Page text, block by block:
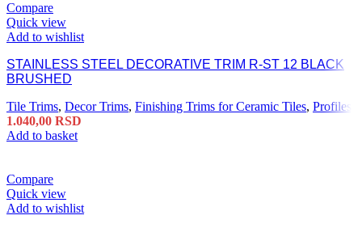
Compare
Quick view
Add to wishlist
STAINLESS STEEL DECORATIVE TRIM R-ST 12 BLACK
BRUSHED
Tile Trims, Decor Trims, Finishing Trims for Ceramic Tiles, Profiles
1.040,00 RSD
Add to basket
Compare
Quick view
Add to wishlist